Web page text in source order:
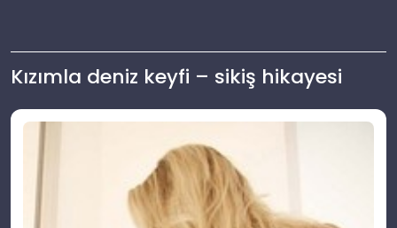
Kızımla deniz keyfi – sikiş hikayesi